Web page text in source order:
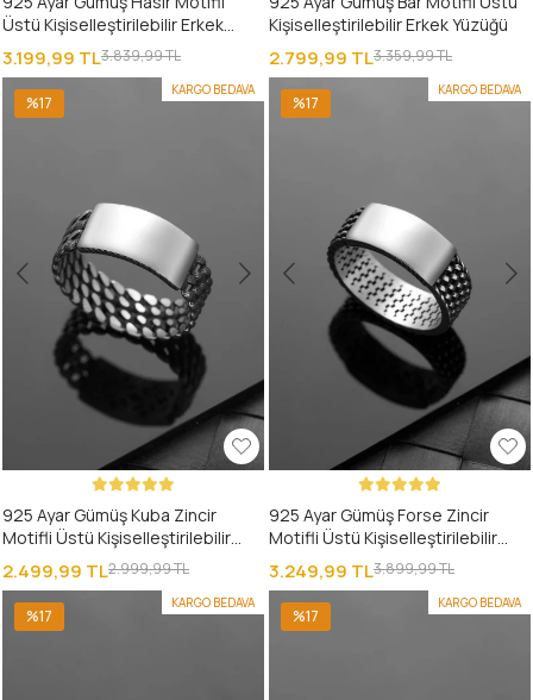
Üstü Kişiselleştirilebilir Erkek
Yüzüğü
3.199,99 TL3.839,99 TL
Kişiselleştirilebilir Erkek Yüzüğü
2.799,99 TL3.359,99 TL
KARGO BEDAVA
%17
925 Ayar Gümüş Kuba Zincir
Motifli Üstü Kişiselleştirilebilir
Erkek Yüzüğü
2.499,99 TL2.999,99 TL
KARGO BEDAVA
%17
925 Ayar Gümüş Forse Zincir
Motifli Üstü Kişiselleştirilebilir
Erkek Yüzüğü
3.249,99 TL3.899,99 TL
KARGO BEDAVA
%17
KARGO BEDAVA
%17